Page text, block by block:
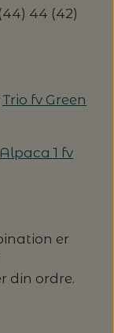
(STR.
- SPAR
44 (42)
Trio fv Green
Alpaca 1 fv
er
din ordre.